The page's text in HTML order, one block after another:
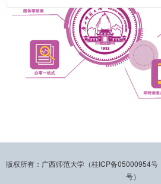
版权所有：广西师范大学（桂ICP备05000954
号）